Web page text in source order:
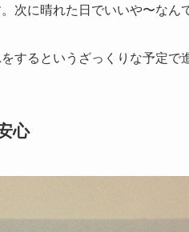
次に晴れた日でいいや〜なん
するというざっくりな予定で
心